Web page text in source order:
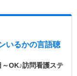
いるかの言語聴
OK♪訪問看護ステ